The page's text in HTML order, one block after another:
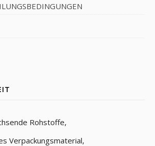
Rohstoffe,
Verpackungsmaterial,